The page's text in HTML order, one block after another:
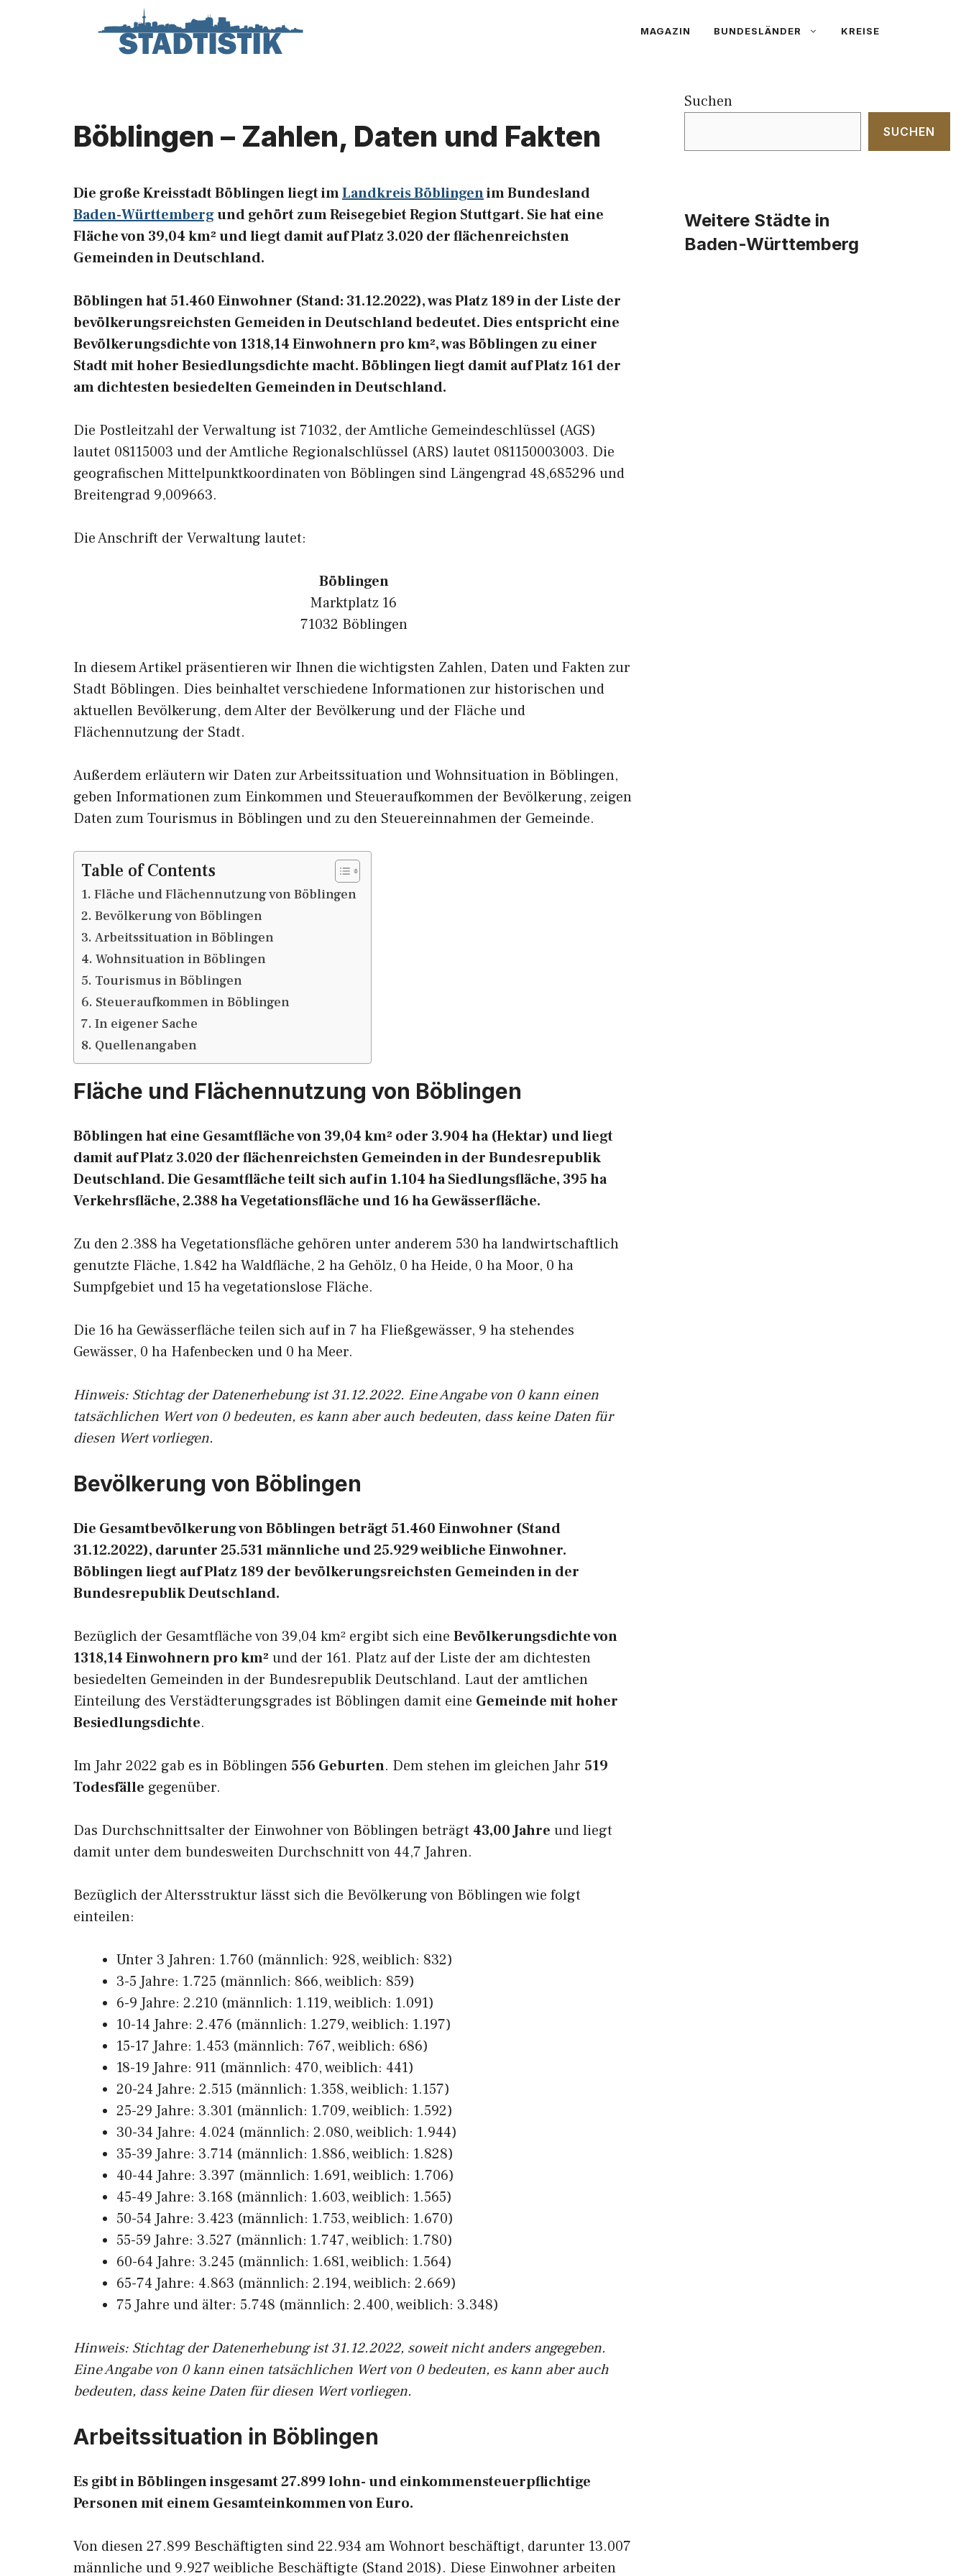
MAGAZIN BUNDESLÄNDER KREISE
Böblingen – Zahlen, Daten und Fakten
Die große Kreisstadt Böblingen liegt imLandkreis Böblingenim Bundesland
Baden-Württembergund gehört zum Reisegebiet Region Stuttgart. Sie hat eine
Fläche von 39,04 km² und liegt damit auf Platz 3.020 der flächenreichsten
Gemeinden in Deutschland.
Böblingen hat 51.460 Einwohner (Stand: 31.12.2022), was Platz 189 in der Liste der
bevölkerungsreichsten Gemeiden in Deutschland bedeutet. Dies entspricht eine
Bevölkerungsdichte von 1318,14 Einwohnern pro km², was Böblingen zu einer
Stadt mit hoher Besiedlungsdichte macht. Böblingen liegt damit auf Platz 161 der
am dichtesten besiedelten Gemeinden in Deutschland.
Die Postleitzahl der Verwaltung ist 71032, der Amtliche Gemeindeschlüssel (AGS)
lautet 08115003 und der Amtliche Regionalschlüssel (ARS) lautet 081150003003. Die
geografischen Mittelpunktkoordinaten von Böblingen sind Längengrad 48,685296 und
Breitengrad 9,009663.
Die Anschrift der Verwaltung lautet:
Böblingen
Marktplatz 16
71032 Böblingen
In diesem Artikel präsentieren wir Ihnen die wichtigsten Zahlen, Daten und Fakten zur
Stadt Böblingen. Dies beinhaltet verschiedene Informationen zur historischen und
aktuellen Bevölkerung, dem Alter der Bevölkerung und der Fläche und
Flächennutzung der Stadt.
Außerdem erläutern wir Daten zur Arbeitssituation und Wohnsituation in Böblingen,
geben Informationen zum Einkommen und Steueraufkommen der Bevölkerung, zeigen
Daten zum Tourismus in Böblingen und zu den Steuereinnahmen der Gemeinde.
Table of Contents
Fläche und Flächennutzung von Böblingen
Bevölkerung von Böblingen
Arbeitssituation in Böblingen
Wohnsituation in Böblingen
Tourismus in Böblingen
Steueraufkommen in Böblingen
In eigener Sache
Quellenangaben
Fläche und Flächennutzung von Böblingen
Böblingen hat eine Gesamtfläche von 39,04 km² oder 3.904 ha (Hektar) und liegt
damit auf Platz 3.020 der flächenreichsten Gemeinden in der Bundesrepublik
Deutschland. Die Gesamtfläche teilt sich auf in 1.104 ha Siedlungsfläche, 395 ha
Verkehrsfläche, 2.388 ha Vegetationsfläche und 16 ha Gewässerfläche.
Zu den 2.388 ha Vegetationsfläche gehören unter anderem 530 ha landwirtschaftlich
genutzte Fläche, 1.842 ha Waldfläche, 2 ha Gehölz, 0 ha Heide, 0 ha Moor, 0 ha
Sumpfgebiet und 15 ha vegetationslose Fläche.
Die 16 ha Gewässerfläche teilen sich auf in 7 ha Fließgewässer, 9 ha stehendes
Gewässer, 0 ha Hafenbecken und 0 ha Meer.
Hinweis: Stichtag der Datenerhebung ist 31.12.2022. Eine Angabe von 0 kann einen
tatsächlichen Wert von 0 bedeuten, es kann aber auch bedeuten, dass keine Daten für
diesen Wert vorliegen.
Bevölkerung von Böblingen
Die Gesamtbevölkerung von Böblingen beträgt 51.460 Einwohner (Stand
31.12.2022), darunter 25.531 männliche und 25.929 weibliche Einwohner.
Böblingen liegt auf Platz 189 der bevölkerungsreichsten Gemeinden in der
Bundesrepublik Deutschland.
Bezüglich der Gesamtfläche von 39,04 km² ergibt sich eine Bevölkerungsdichte von
1318,14 Einwohnern pro km² und der 161. Platz auf der Liste der am dichtesten
besiedelten Gemeinden in der Bundesrepublik Deutschland. Laut der amtlichen
Einteilung des Verstädterungsgrades ist Böblingen damit eine Gemeinde mit hoher
Besiedlungsdichte.
Im Jahr 2022 gab es in Böblingen 556 Geburten. Dem stehen im gleichen Jahr 519
Todesfälle gegenüber.
Das Durchschnittsalter der Einwohner von Böblingen beträgt 43,00 Jahre und liegt
damit unter dem bundesweiten Durchschnitt von 44,7 Jahren.
Bezüglich der Altersstruktur lässt sich die Bevölkerung von Böblingen wie folgt
einteilen:
Unter 3 Jahren: 1.760 (männlich: 928, weiblich: 832)
3-5 Jahre: 1.725 (männlich: 866, weiblich: 859)
6-9 Jahre: 2.210 (männlich: 1.119, weiblich: 1.091)
10-14 Jahre: 2.476 (männlich: 1.279, weiblich: 1.197)
15-17 Jahre: 1.453 (männlich: 767, weiblich: 686)
18-19 Jahre: 911 (männlich: 470, weiblich: 441)
20-24 Jahre: 2.515 (männlich: 1.358, weiblich: 1.157)
25-29 Jahre: 3.301 (männlich: 1.709, weiblich: 1.592)
30-34 Jahre: 4.024 (männlich: 2.080, weiblich: 1.944)
35-39 Jahre: 3.714 (männlich: 1.886, weiblich: 1.828)
40-44 Jahre: 3.397 (männlich: 1.691, weiblich: 1.706)
45-49 Jahre: 3.168 (männlich: 1.603, weiblich: 1.565)
50-54 Jahre: 3.423 (männlich: 1.753, weiblich: 1.670)
55-59 Jahre: 3.527 (männlich: 1.747, weiblich: 1.780)
60-64 Jahre: 3.245 (männlich: 1.681, weiblich: 1.564)
65-74 Jahre: 4.863 (männlich: 2.194, weiblich: 2.669)
75 Jahre und älter: 5.748 (männlich: 2.400, weiblich: 3.348)
Hinweis: Stichtag der Datenerhebung ist 31.12.2022, soweit nicht anders angegeben.
Eine Angabe von 0 kann einen tatsächlichen Wert von 0 bedeuten, es kann aber auch
bedeuten, dass keine Daten für diesen Wert vorliegen.
Arbeitssituation in Böblingen
Es gibt in Böblingen insgesamt 27.899 lohn- und einkommensteuerpflichtige
Personen mit einem Gesamteinkommen von Euro.
Von diesen 27.899 Beschäftigten sind 22.934 am Wohnort beschäftigt, darunter 13.007
männliche und 9.927 weibliche Beschäftigte (Stand 2018). Diese Einwohner arbeiten
Suchen
SUCHEN
Weitere Städte in
Baden-Württemberg